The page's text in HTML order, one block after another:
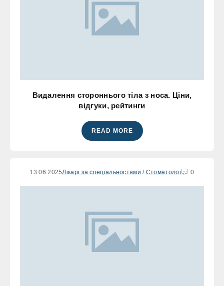
Видалення стороннього тіла з носа. Ціни,
відгуки, рейтинги
READ MORE
13.06.2025Лікарі за спеціальностями / Стоматолог 0